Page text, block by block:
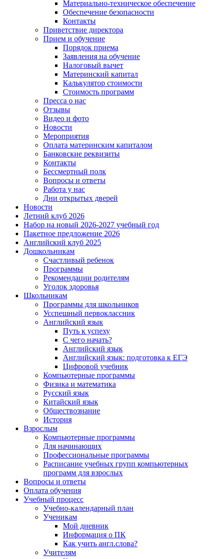
Материально-техническое обеспечение
Обеспечение безопасности
Контакты
Приветствие директора
Прием и обучение
Порядок приема
Заявления на обучение
Налоговый вычет
Материнский капитал
Калькулятор стоимости
Стоимость программ
Пресса о нас
Отзывы
Видео и фото
Новости
Мероприятия
Оплата материнским капиталом
Банковские реквизиты
Контакты
Бессмертный полк
Вопросы и ответы
Работа у нас
Дни открытых дверей
Новости
Летний клуб 2026
Набор на новый 2026-2027 учебный год
Пакетное предложение 2026
Английский клуб 2025
Дошкольникам
Счастливый ребенок
Программы
Рекомендации родителям
Уголок здоровья
Школьникам
Программы для школьников
Усспешный первоклассник
Английский язык
Путь к успеху
С чего начать?
Английский язык
Английский язык: подготовка к ЕГЭ
Цифровой учебник
Компьютерные программы
Физика и математика
Русский язык
Китайский язык
Обществознание
История
Взрослым
Компьютерные программы
Для начинающих
Профессиональные программы
Расписание учебных групп компьютерных
программ для взрослых
Вопросы и ответы
Оплата обучения
Учебный процесс
Учебно-календарный план
Ученикам
Мой дневник
Информация о ПК
Как учить англ.слова?
Учителям